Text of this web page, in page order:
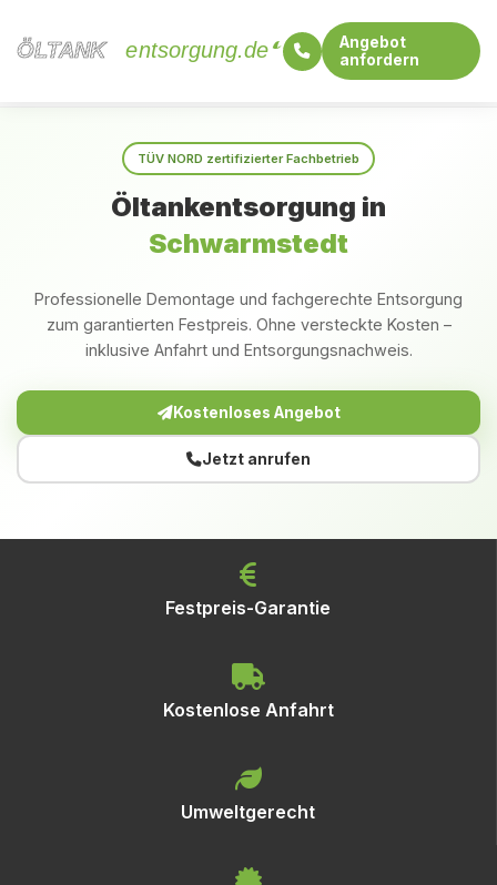
ÖLTANK
ÖLTANK entsorgung.de
Angebot
anfordern
TÜV NORD zertifizierter Fachbetrieb
Öltankentsorgung in
Schwarmstedt
Professionelle Demontage und fachgerechte Entsorgung
zum garantierten Festpreis. Ohne versteckte Kosten –
inklusive Anfahrt und Entsorgungsnachweis.
Kostenloses Angebot
Jetzt anrufen
Festpreis-Garantie
Kostenlose Anfahrt
Umweltgerecht